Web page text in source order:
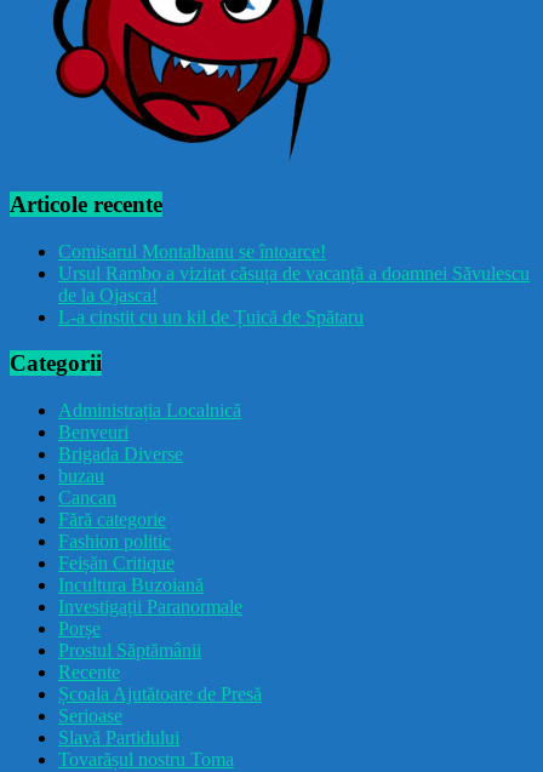
Articole recente
Comisarul Montalbanu se întoarce!
Ursul Rambo a vizitat căsuța de vacanță a doamnei Săvulescu
de la Ojasca!
L-a cinstit cu un kil de Țuică de Spătaru
Categorii
Administrația Localnică
Benveuri
Brigada Diverse
buzau
Cancan
Fără categorie
Fashion politic
Feișăn Critique
Incultura Buzoiană
Investigații Paranormale
Porșe
Prostul Săptămânii
Recente
Școala Ajutătoare de Presă
Serioase
Slavă Partidului
Tovarășul nostru Toma